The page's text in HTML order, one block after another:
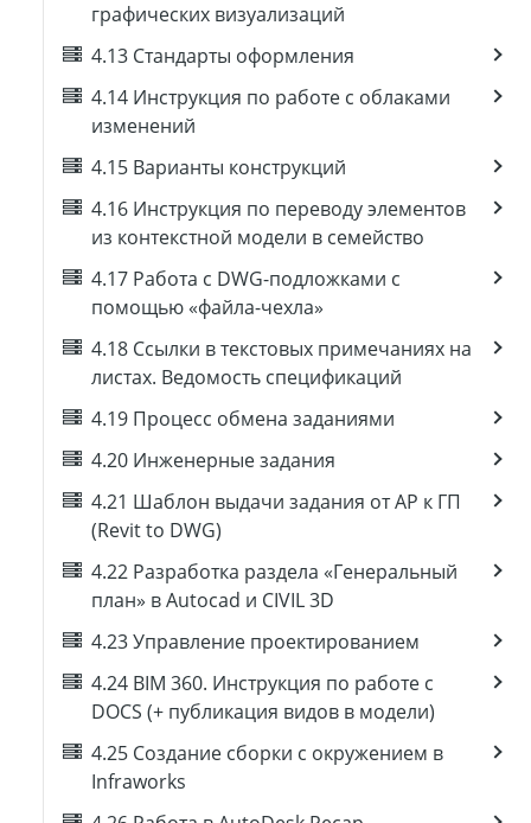
графических визуализаций
4.13 Стандарты оформления
4.14 Инструкция по работе с облаками
изменений
4.15 Варианты конструкций
4.16 Инструкция по переводу элементов
из контекстной модели в семейство
4.17 Работа с DWG-подложками с
помощью «файла-чехла»
4.18 Ссылки в текстовых примечаниях на
листах. Ведомость спецификаций
4.19 Процесс обмена заданиями
4.20 Инженерные задания
4.21 Шаблон выдачи задания от АР к ГП
(Revit to DWG)
4.22 Разработка раздела «Генеральный
план» в Autocad и CIVIL 3D
4.23 Управление проектированием
4.24 BIM 360. Инструкция по работе с
DOCS (+ публикация видов в модели)
4.25 Создание сборки с окружением в
Infraworks